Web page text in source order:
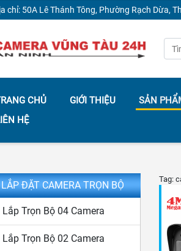
chỉ: 50A Lê Thánh Tông, Phường Rạch Dừa,
CHỦ GIỚI THIỆU SẢN
HỆ
Tag:
LẮP ĐẶT CAMERA TRỌN BỘ
Lắp Trọn Bộ 04 Camera
Lắp Trọn Bộ 02 Camera